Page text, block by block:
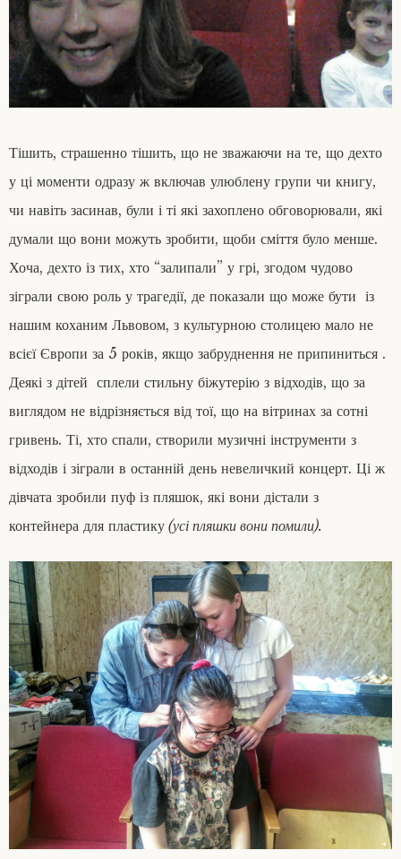
Тішить, страшенно тішить, що не зважаючи на те, що дехто
у ці моменти одразу ж включав улюблену групи чи книгу,
чи навіть засинав, були і ті які захоплено обговорювали, які
думали що вони можуть зробити, щоби сміття було менше.
Хоча, дехто із тих, хто “залипали” у грі, згодом чудово
зіграли свою роль у трагедії, де показали що може бути із
нашим коханим Львовом, з культурною столицею мало не
всієї Європи за 5 років, якщо забруднення не припиниться .
Деякі з дітей сплели стильну біжутерію з відходів, що за
виглядом не відрізняється від тої, що на вітринах за сотні
гривень. Ті, хто спали, створили музичні інструменти з
відходів і зіграли в останній день невеличкий концерт. Ці ж
дівчата зробили пуф із пляшок, які вони дістали з
контейнера для пластику (усі пляшки вони помили).